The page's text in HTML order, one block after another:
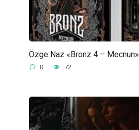
Özge Naz «Bronz 4 – Mecnun»
0 72